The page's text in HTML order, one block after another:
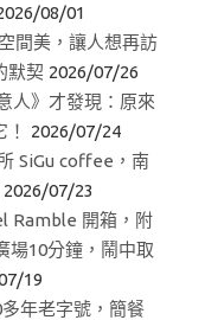
08/01
間美，讓人想再訪
默契 2026/07/26
人》才發現：原來
2026/07/24
SiGu coffee，南
2026/07/23
Ramble 開箱，附
場10分鐘，鬧中取
19
年老字號，簡餐